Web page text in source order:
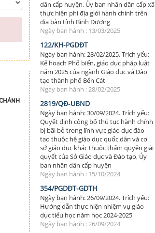
dân cấp huyện, Ủy ban nhân dân cấp xã
thực hiện phi địa giới hành chính trên
địa bàn tỉnh Bình Dương
Ngày ban hành : 13/03/2025
122/KH-PGDĐT
Ngày ban hành: 28/02/2025. Trích yếu:
Kế hoạch Phổ biến, giáo dục pháp luật
năm 2025 của ngành Giáo dục và Đào
tạo thành phố Bến Cát
Ngày ban hành : 28/02/2025
2819/QĐ-UBND
Ngày ban hành: 30/09/2024. Trích yếu:
Quyết định công bố thủ tục hành chính
bị bãi bỏ trong lĩnh vực giáo dục đào
tạo thuộc hệ giáo dục quốc dân và cơ
sở giáo dục khác thuộc thẩm quyền giải
quyết của Sở Giáo dục và Đào tạo, Ủy
ban nhân dân cấp huyện
Ngày ban hành : 15/10/2024
354/PGDĐT-GDTH
Ngày ban hành: 26/09/2024. Trích yếu:
Hướng dẫn thực hiện nhiệm vụ giáo
dục tiểu học năm học 2024-2025
Ngày ban hành : 26/09/2024